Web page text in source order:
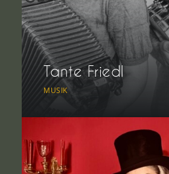
Tante Friedl
MUSIK